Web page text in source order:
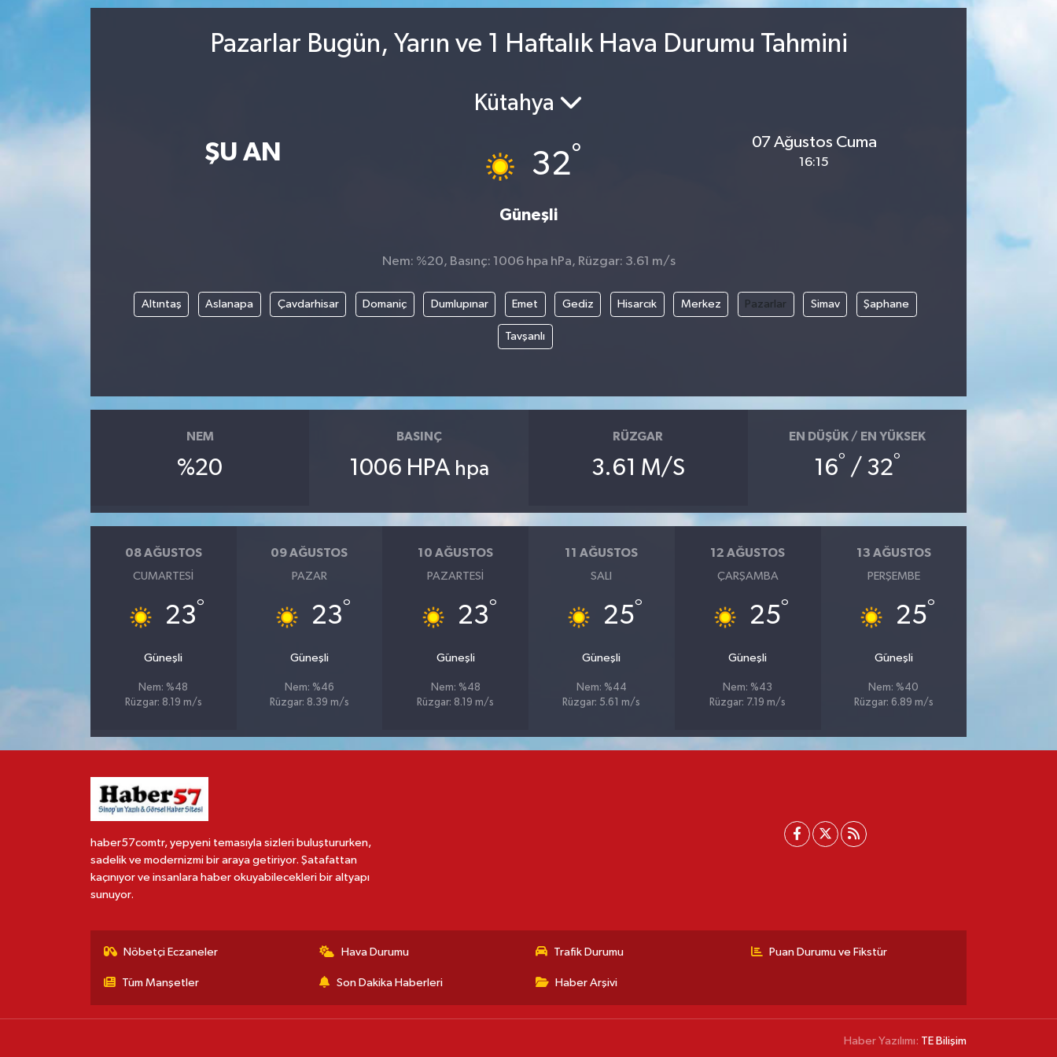
Pazarlar Bugün, Yarın ve 1 Haftalık Hava Durumu Tahmini
ŞU AN
Kütahya
32°
Güneşli
07 Ağustos Cuma
16:15
Nem: %20, Basınç: 1006 hpa hPa, Rüzgar: 3.61 m/s
Altıntaş Aslanapa Çavdarhisar Domaniç Dumlupınar Emet Gediz Hisarcık Merkez Pazarlar Simav Şaphane
Tavşanlı
NEM
%20
BASINÇ
1006 HPA hpa
RÜZGAR
3.61 M/S
EN DÜŞÜK / EN YÜKSEK
16° / 32°
08 AĞUSTOS
CUMARTESI
23°
Güneşli
Nem: %48
Rüzgar: 8.19 m/s
09 AĞUSTOS
PAZAR
23°
Güneşli
Nem: %46
Rüzgar: 8.39 m/s
10 AĞUSTOS
PAZARTESI
23°
Güneşli
Nem: %48
Rüzgar: 8.19 m/s
11 AĞUSTOS
SALI
25°
Güneşli
Nem: %44
Rüzgar: 5.61 m/s
12 AĞUSTOS
ÇARŞAMBA
25°
Güneşli
Nem: %43
Rüzgar: 7.19 m/s
13 AĞUSTOS
PERŞEMBE
25°
Güneşli
Nem: %40
Rüzgar: 6.89 m/s
haber57comtr, yepyeni temasıyla sizleri buluştururken,
sadelik ve modernizmi bir araya getiriyor. Şatafattan
kaçınıyor ve insanlara haber okuyabilecekleri bir altyapı
sunuyor.
Nöbetçi Eczaneler Hava Durumu Trafik Durumu Puan Durumu ve Fikstür
Tüm Manşetler Son Dakika Haberleri Haber Arşivi
Haber Yazılımı: TE Bilişim